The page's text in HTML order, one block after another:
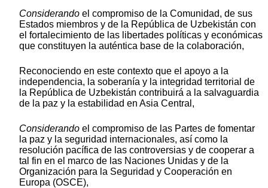
Considerando el compromiso de la Comunidad, de sus
Estados miembros y de la República de Uzbekistán con
el fortalecimiento de las libertades políticas y económicas
que constituyen la auténtica base de la colaboración,
Reconociendo en este contexto que el apoyo a la
independencia, la soberanía y la integridad territorial de
la República de Uzbekistán contribuirá a la salvaguardia
de la paz y la estabilidad en Asia Central,
Considerando el compromiso de las Partes de fomentar
la paz y la seguridad internacionales, así como la
resolución pacífica de las controversias y de cooperar a
tal fin en el marco de las Naciones Unidas y de la
Organización para la Seguridad y Cooperación en
Europa (OSCE),